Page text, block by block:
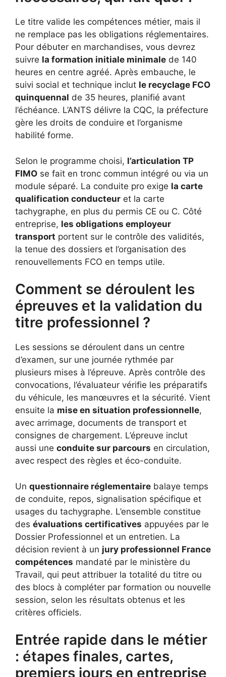
Le titre valide les compétences métier, mais il
ne remplace pas les obligations réglementaires.
Pour débuter en marchandises, vous devrez
suivre la formation initiale minimale de 140
heures en centre agréé. Après embauche, le
suivi social et technique inclut le recyclage FCO
quinquennal de 35 heures, planifié avant
l’échéance. L’ANTS délivre la CQC, la préfecture
gère les droits de conduire et l’organisme
habilité forme.
Selon le programme choisi, l’articulation TP
FIMO se fait en tronc commun intégré ou via un
module séparé. La conduite pro exige la carte
qualification conducteur et la carte
tachygraphe, en plus du permis CE ou C. Côté
entreprise, les obligations employeur
transport portent sur le contrôle des validités,
la tenue des dossiers et l’organisation des
renouvellements FCO en temps utile.
Comment se déroulent les
épreuves et la validation du
titre professionnel ?
Les sessions se déroulent dans un centre
d’examen, sur une journée rythmée par
plusieurs mises à l’épreuve. Après contrôle des
convocations, l’évaluateur vérifie les préparatifs
du véhicule, les manœuvres et la sécurité. Vient
ensuite la mise en situation professionnelle,
avec arrimage, documents de transport et
consignes de chargement. L’épreuve inclut
aussi une conduite sur parcours en circulation,
avec respect des règles et éco-conduite.
Un questionnaire réglementaire balaye temps
de conduite, repos, signalisation spécifique et
usages du tachygraphe. L’ensemble constitue
des évaluations certificatives appuyées par le
Dossier Professionnel et un entretien. La
décision revient à un jury professionnel France
compétences mandaté par le ministère du
Travail, qui peut attribuer la totalité du titre ou
des blocs à compléter par formation ou nouvelle
session, selon les résultats obtenus et les
critères officiels.
Entrée rapide dans le métier
: étapes finales, cartes,
premiers jours en entreprise